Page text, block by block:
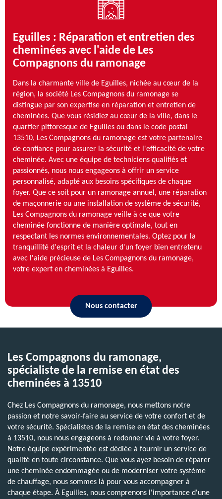
Eguilles : Réparation et entretien des
cheminées avec l'aide de Les
Compagnons du ramonage
Dans la charmante ville de Eguilles, nichée au cœur de la
région, la société Les Compagnons du ramonage se
distingue par son expertise en réparation et entretien de
cheminées. Que vous résidiez au cœur de la ville, dans le
quartier pittoresque de Eguilles ou dans le code postal
13510, Les Compagnons du ramonage est votre partenaire
de confiance pour assurer la sécurité et l'efficacité de votre
cheminée. Avec une équipe de techniciens qualifiés et
passionnés, nous nous engageons à offrir un service
personnalisé, adapté aux besoins spécifiques de chaque
foyer. Que ce soit pour un ramonage annuel, une réparation
de maçonnerie ou une installation de système de sécurité,
Les Compagnons du ramonage veille à ce que votre
cheminée fonctionne de manière optimale, tout en
respectant les normes environnementales. Optez pour la
tranquillité d'esprit et la chaleur d'un foyer bien entretenu
avec l'aide précieuse de Les Compagnons du ramonage,
votre expert en cheminées à Eguilles.
Nous contacter
Les Compagnons du ramonage,
spécialiste de la remise en état des
cheminées à 13510
Chez Les Compagnons du ramonage, nous mettons notre
passion et notre savoir-faire au service de votre confort et de
votre sécurité. Spécialistes de la remise en état des cheminées
à 13510, nous nous engageons à redonner vie à votre foyer.
Notre équipe expérimentée est dédiée à fournir un service de
qualité en toute circonstance. Que vous ayez besoin de réparer
une cheminée endommagée ou de moderniser votre système
de chauffage, nous sommes là pour vous accompagner à
chaque étape. À Eguilles, nous comprenons l'importance d'une